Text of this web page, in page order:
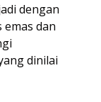
dengan
dan
dinilai